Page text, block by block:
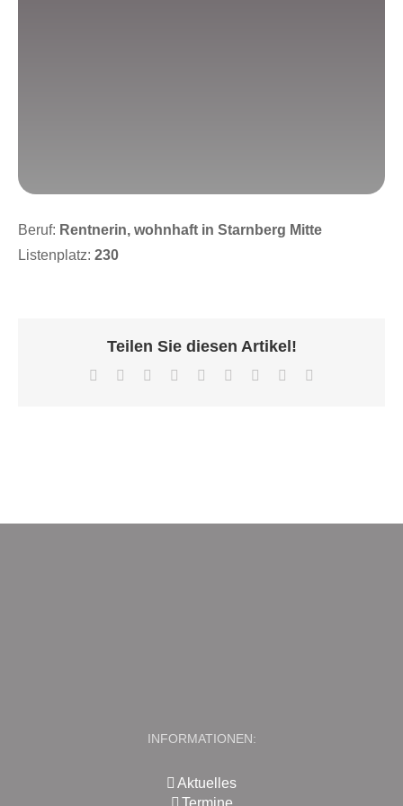
Beruf: Rentnerin, wohnhaft in Starnberg Mitte
Listenplatz: 230
Teilen Sie diesen Artikel!
Facebook Reddit LinkedInWhatsApp
TumblrPinterest
INFORMATIONEN:
Aktuelles